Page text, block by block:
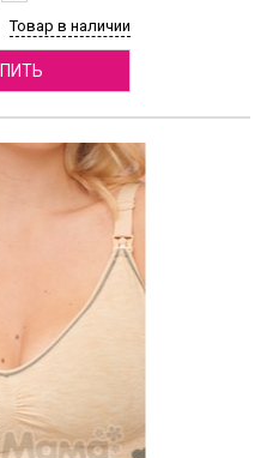
Товар в наличии